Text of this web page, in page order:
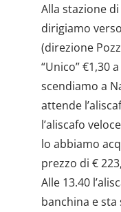
Alla stazione
dirigiamo
(direzione
“Unico” €1,30
scendiamo a
attende
l’aliscafo
lo abbiamo
prezzo di €
Alle 13.40
banchina e sta